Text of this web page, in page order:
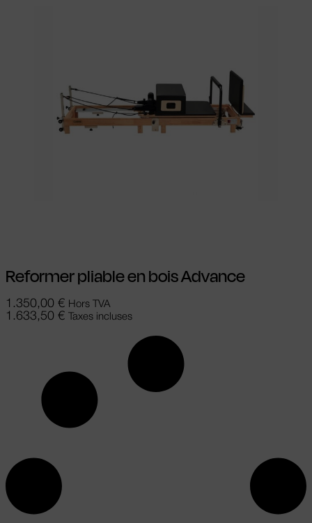
Reformer pliable en bois Advance
1.350,00 € Hors TVA
1.633,50 € Taxes incluses